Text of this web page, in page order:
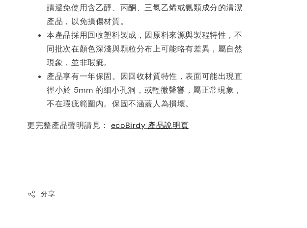
請避免使用含乙醇、丙酮、三氯乙烯或氨類成分的清潔
產品，以免損傷材質。
本產品採用回收塑料製成，因原料來源與製程特性，不
同批次在顏色深淺與顆粒分布上可能略有差異，屬自然
現象，並非瑕疵。
產品享有一年保固。因回收材質特性，表面可能出現直
徑小於 5mm 的細小孔洞，或輕微聲響，屬正常現象，
不在瑕疵範圍內。保固不涵蓋人為損壞。
更完整產品聲明請見： ecoBirdy 產品說明頁
分享